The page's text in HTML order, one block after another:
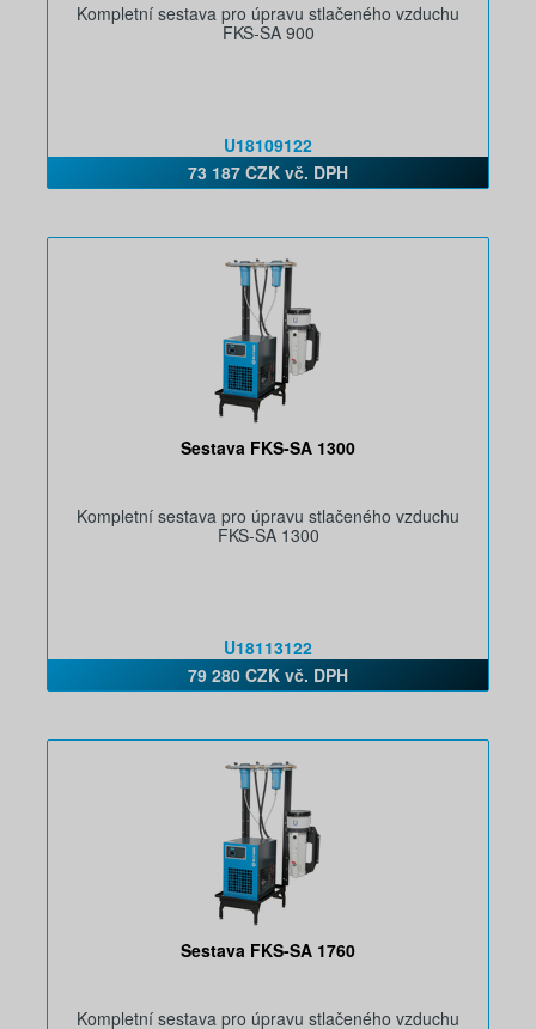
Kompletní sestava pro úpravu stlačeného vzduchu
FKS-SA 900
U18109122
73 187 CZK vč. DPH
Sestava FKS-SA 1300
Kompletní sestava pro úpravu stlačeného vzduchu
FKS-SA 1300
U18113122
79 280 CZK vč. DPH
Sestava FKS-SA 1760
Kompletní sestava pro úpravu stlačeného vzduchu